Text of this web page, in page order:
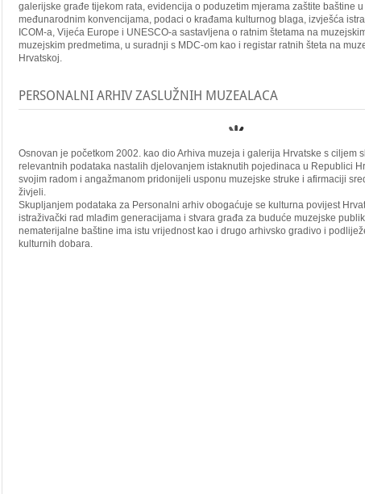
galerijske građe tijekom rata, evidencija o poduzetim mjerama zaštite baštine
međunarodnim konvencijama, podaci o krađama kulturnog blaga, izvješća
ICOM-a, Vijeća Europe i UNESCO-a sastavljena o ratnim štetama na
muzejskim predmetima, u suradnji s MDC-om kao i registar ratnih šteta na
Hrvatskoj.
PERSONALNI ARHIV ZASLUŽNIH MUZEALACA
Osnovan je početkom 2002. kao dio Arhiva muzeja i galerija Hrvatske s ciljem
relevantnih podataka nastalih djelovanjem istaknutih pojedinaca u Republici
svojim radom i angažmanom pridonijeli usponu muzejske struke i afirmaciji
živjeli.
Skupljanjem podataka za Personalni arhiv obogaćuje se kulturna povijest
istraživački rad mlađim generacijama i stvara građa za buduće muzejske
nematerijalne baštine ima istu vrijednost kao i drugo arhivsko gradivo i
kulturnih dobara.